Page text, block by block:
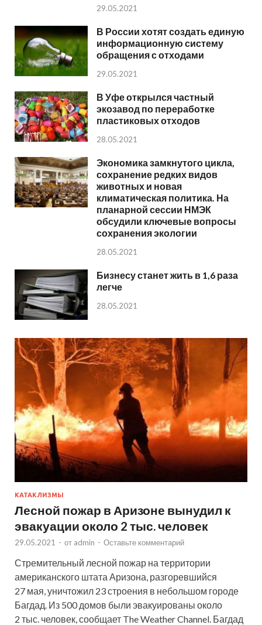
29.05.2021
В России хотят создать единую
информационную систему
обращения с отходами
29.05.2021
В Уфе открылся частный
экозавод по переработке
пластиковых отходов
28.05.2021
Экономика замкнутого цикла,
сохранение редких видов
животных и новая
климатическая политика. На
планарной сессии НМЭК
обсудили ключевые вопросы
сохранения экологии
28.05.2021
Бизнесу станет жить в 1,6 раза
легче
28.05.2021
КАТАКЛИЗМЫ
Лесной пожар в Аризоне вынудил к
эвакуации около 2 тыс. человек
29.05.2021 - от admin - Оставьте комментарий
Стремительный лесной пожар на территории
американского штата Аризона, разгоревшийся
27 мая, уничтожил 23 строения в небольшом городе
Багдад. Из 500 домов были эвакуированы около
2 тыс. человек, сообщает The Weather Channel. Багдад